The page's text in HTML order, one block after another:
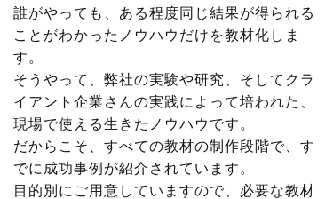
誰がやっても、ある程度同じ結果が得られる
ことがわかったノウハウだけを教材化しま
す。
そうやって、弊社の実験や研究、そしてクラ
イアント企業さんの実践によって培われた、
現場で使える生きたノウハウです。
だからこそ、すべての教材の制作段階で、す
でに成功事例が紹介されています。
目的別にご用意していますので、必要な教材